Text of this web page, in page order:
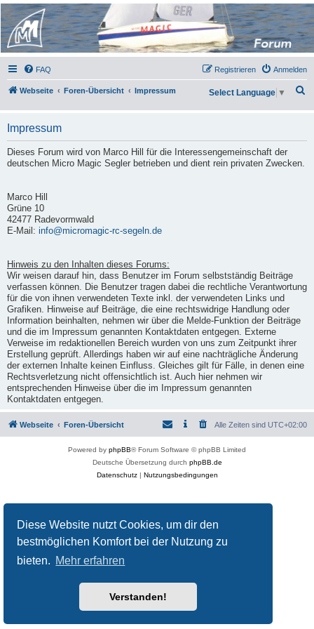
Diese Website nutzt Cookies, um dir den
bestmöglichen Komfort bei der Nutzung zu
bieten. Mehr erfahren
Verstanden!
Micro Magic Forum
Deutschland
FAQ Anmelden
Registrieren
Webseite Foren-Übersicht Impressum
h
Select Language ▼
Impressum
Dieses Forum wird von Marco Hill für die Interessengemeinschaft der
deutschen Micro Magic Segler betrieben und dient rein privaten Zwecken.
Marco Hill
Grüne 10
42477 Radevormwald
E-Mail: info@micromagic-rc-segeln.de
Hinweis zu den Inhalten dieses Forums:
Wir weisen darauf hin, dass Benutzer im Forum selbstständig Beiträge
verfassen können. Die Benutzer tragen dabei die rechtliche Verantwortung
für die von ihnen verwendeten Texte inkl. der verwendeten Links und
Grafiken. Hinweise auf Beiträge, die eine rechtswidrige Handlung oder
Information beinhalten, nehmen wir über die Melde-Funktion der Beiträge
und die im Impressum genannten Kontaktdaten entgegen. Externe
Verweise im redaktionellen Bereich wurden von uns zum Zeitpunkt ihrer
Erstellung geprüft. Allerdings haben wir auf eine nachträgliche Änderung
der externen Inhalte keinen Einfluss. Gleiches gilt für Fälle, in denen eine
Rechtsverletzung nicht offensichtlich ist. Auch hier nehmen wir
entsprechenden Hinweise über die im Impressum genannten
Kontaktdaten entgegen.
Webseite Foren-Übersicht Alle Zeiten sind UTC+02:00
Powered by phpBB® Forum Software © phpBB Limited
Deutsche Übersetzung durch phpBB.de
Datenschutz| Nutzungsbedingungen